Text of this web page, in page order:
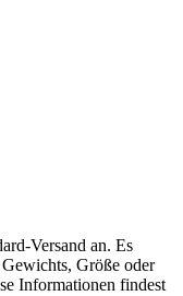
Versand an. Es
Größe oder
Informationen findest